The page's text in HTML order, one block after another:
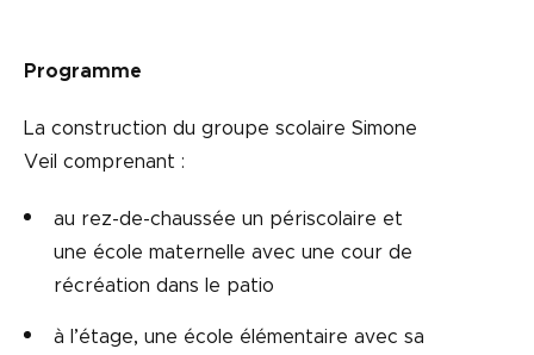
Programme
La construction du groupe scolaire Simone
Veil comprenant :
au rez-de-chaussée un périscolaire et
une école maternelle avec une cour de
récréation dans le patio
à l’étage, une école élémentaire avec sa